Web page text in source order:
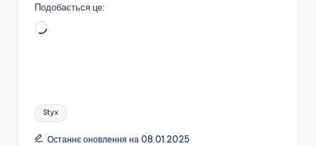
Подобається це:
Завантаження…
Позначки:
Styx
Останнє оновлення на 08.01.2025